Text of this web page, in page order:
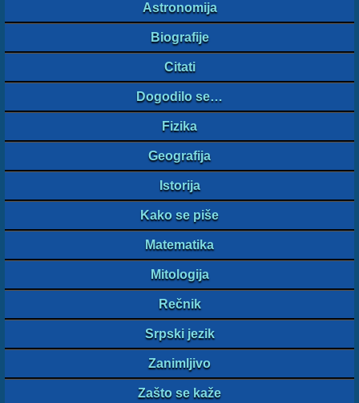
Astronomija
Biografije
Citati
Dogodilo se…
Fizika
Geografija
Istorija
Kako se piše
Matematika
Mitologija
Rečnik
Srpski jezik
Zanimljivo
Zašto se kaže